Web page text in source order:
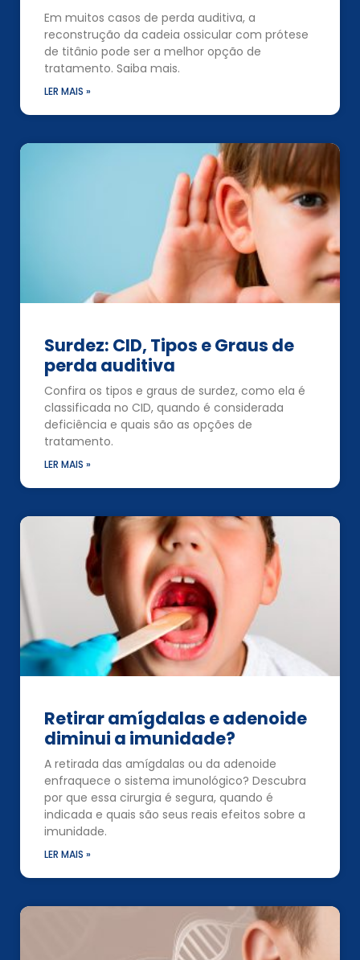
Em muitos casos de perda auditiva, a
reconstrução da cadeia ossicular com prótese
de titânio pode ser a melhor opção de
tratamento. Saiba mais.
LER MAIS »
Surdez: CID, Tipos e Graus de
perda auditiva
Confira os tipos e graus de surdez, como ela é
classificada no CID, quando é considerada
deficiência e quais são as opções de
tratamento.
LER MAIS »
Retirar amígdalas e adenoide
diminui a imunidade?
A retirada das amígdalas ou da adenoide
enfraquece o sistema imunológico? Descubra
por que essa cirurgia é segura, quando é
indicada e quais são seus reais efeitos sobre a
imunidade.
LER MAIS »